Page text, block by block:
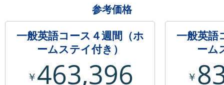
参考価格
一般英語コース４週間（ホ
ームステイ付き）
￥463,396
一般英語
ーム
￥